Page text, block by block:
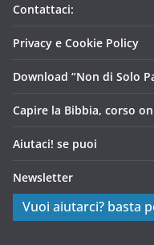
Contattaci:
Privacy e Cookie Policy
Download “Non di Solo
Capire la Bibbia, corso
Aiutaci! se puoi
Newsletter
Vuoi aiutarci? basta